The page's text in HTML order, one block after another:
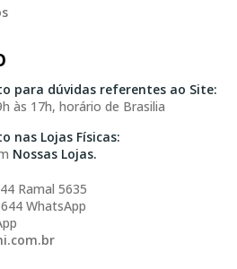
para dúvidas referentes ao Site:
às 17h, horário de Brasilia
nas Lojas Físicas:
Nossas Lojas.
Ramal 5635
WhatsApp